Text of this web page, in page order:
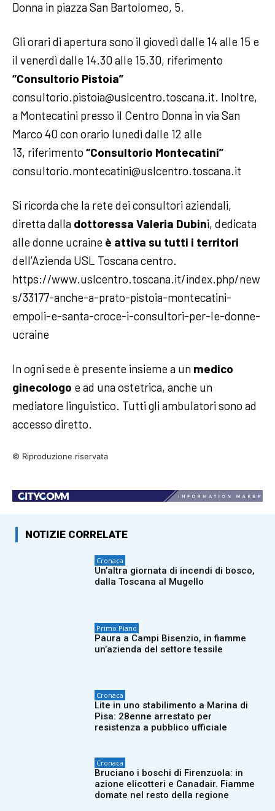
Donna in piazza San Bartolomeo, 5.
Gli orari di apertura sono il giovedì dalle 14 alle 15 e
il venerdì dalle 14.30 alle 15.30, riferimento
“Consultorio Pistoia”
consultorio.pistoia@uslcentro.toscana.it. Inoltre,
a Montecatini presso il Centro Donna in via San
Marco 40 con orario lunedì dalle 12 alle
13, riferimento “Consultorio Montecatini”
consultorio.montecatini@uslcentro.toscana.it
Si ricorda che la rete dei consultori aziendali,
diretta dalla dottoressa Valeria Dubini, dedicata
alle donne ucraine è attiva su tutti i territori
dell’Azienda USL Toscana centro.
https://www.uslcentro.toscana.it/index.php/new
s/33177-anche-a-prato-pistoia-montecatini-
empoli-e-santa-croce-i-consultori-per-le-donne-
ucraine
In ogni sede è presente insieme a un medico
ginecologo e ad una ostetrica, anche un
mediatore linguistico. Tutti gli ambulatori sono ad
accesso diretto.
© Riproduzione riservata
NOTIZIE CORRELATE
Cronaca
Un’altra giornata di incendi di bosco,
dalla Toscana al Mugello
Primo Piano
Paura a Campi Bisenzio, in fiamme
un’azienda del settore tessile
Cronaca
Lite in uno stabilimento a Marina di
Pisa: 28enne arrestato per
resistenza a pubblico ufficiale
Cronaca
Bruciano i boschi di Firenzuola: in
azione elicotteri e Canadair. Fiamme
domate nel resto della regione